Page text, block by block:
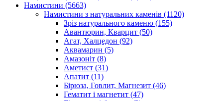
Намистини (5663)
Намистини з натуральних каменів (1120)
Зріз натурального каменю (155)
Авантюрин, Кварцит (50)
Агат, Халцедон (92)
Аквамарин (5)
Амазоніт (8)
Аметист (31)
Апатит (11)
Бірюза, Говлит, Магнезит (46)
Гематит і магнетит (47)